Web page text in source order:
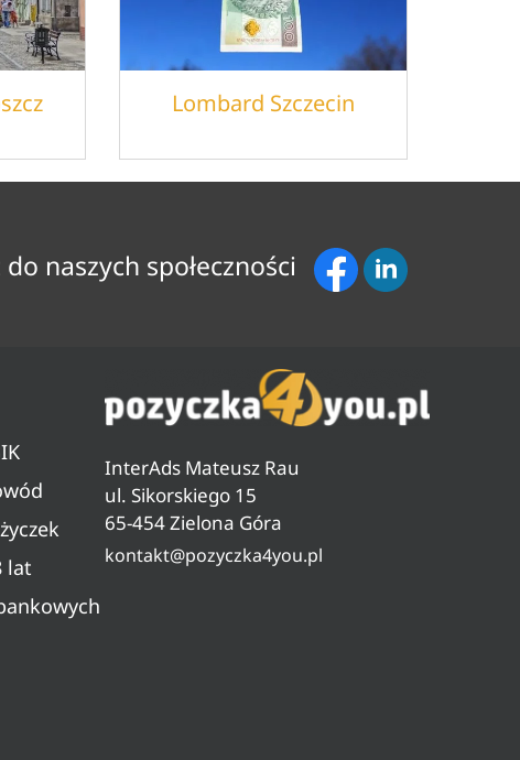
Lombard Szczecin
do naszych społeczności
lat
InterAds Mateusz Rau
ul. Sikorskiego 15
65-454 Zielona Góra
kontakt@pozyczka4you.pl